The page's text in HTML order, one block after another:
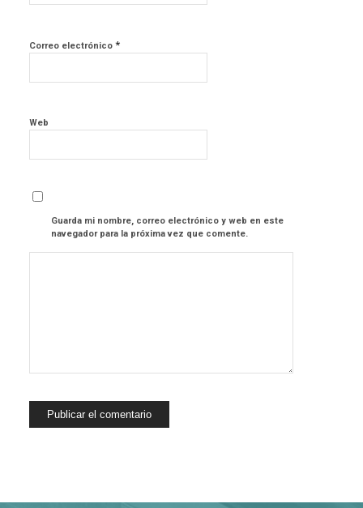
Correo electrónico *
Web
Guarda mi nombre, correo electrónico y web en este
navegador para la próxima vez que comente.